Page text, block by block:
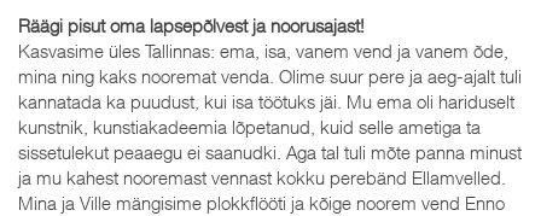
Räägi pisut oma lapsepõlvest ja noorusajast!
Kasvasime üles Tallinnas: ema, isa, vanem vend ja vanem õde,
mina ning kaks nooremat venda. Olime suur pere ja aeg-ajalt tuli
kannatada ka puudust, kui isa töötuks jäi. Mu ema oli hariduselt
kunstnik, kunstiakadeemia lõpetanud, kuid selle ametiga ta
sissetulekut peaaegu ei saanudki. Aga tal tuli mõte panna minust
ja mu kahest nooremast vennast kokku perebänd Ellamvelled.
Mina ja Ville mängisime plokkflööti ja kõige noorem vend Enno